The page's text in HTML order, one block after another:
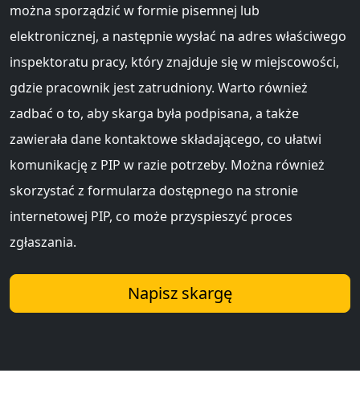
można sporządzić w formie pisemnej lub
elektronicznej, a następnie wysłać na adres właściwego
inspektoratu pracy, który znajduje się w miejscowości,
gdzie pracownik jest zatrudniony. Warto również
zadbać o to, aby skarga była podpisana, a także
zawierała dane kontaktowe składającego, co ułatwi
komunikację z PIP w razie potrzeby. Można również
skorzystać z formularza dostępnego na stronie
internetowej PIP, co może przyspieszyć proces
zgłaszania.
Napisz skargę